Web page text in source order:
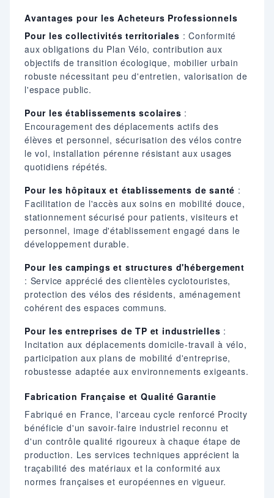
Avantages pour les Acheteurs Professionnels
Pour les collectivités territoriales : Conformité
aux obligations du Plan Vélo, contribution aux
objectifs de transition écologique, mobilier urbain
robuste nécessitant peu d'entretien, valorisation de
l'espace public.
Pour les établissements scolaires :
Encouragement des déplacements actifs des
élèves et personnel, sécurisation des vélos contre
le vol, installation pérenne résistant aux usages
quotidiens répétés.
Pour les hôpitaux et établissements de santé :
Facilitation de l'accès aux soins en mobilité douce,
stationnement sécurisé pour patients, visiteurs et
personnel, image d'établissement engagé dans le
développement durable.
Pour les campings et structures d'hébergement
: Service apprécié des clientèles cyclotouristes,
protection des vélos des résidents, aménagement
cohérent des espaces communs.
Pour les entreprises de TP et industrielles :
Incitation aux déplacements domicile-travail à vélo,
participation aux plans de mobilité d'entreprise,
robustesse adaptée aux environnements exigeants.
Fabrication Française et Qualité Garantie
Fabriqué en France, l'arceau cycle renforcé Procity
bénéficie d'un savoir-faire industriel reconnu et
d'un contrôle qualité rigoureux à chaque étape de
production. Les services techniques apprécient la
traçabilité des matériaux et la conformité aux
normes françaises et européennes en vigueur.